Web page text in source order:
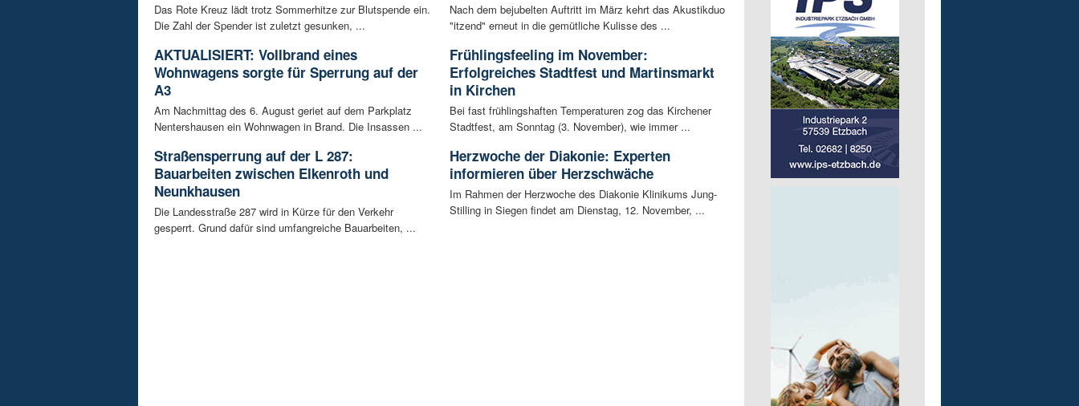
Das Rote Kreuz lädt trotz Sommerhitze zur Blutspende ein.
Die Zahl der Spender ist zuletzt gesunken, ...
AKTUALISIERT: Vollbrand eines
Wohnwagens sorgte für Sperrung auf der
A3
Am Nachmittag des 6. August geriet auf dem Parkplatz
Nentershausen ein Wohnwagen in Brand. Die Insassen ...
Straßensperrung auf der L 287:
Bauarbeiten zwischen Elkenroth und
Neunkhausen
Die Landesstraße 287 wird in Kürze für den Verkehr
gesperrt. Grund dafür sind umfangreiche Bauarbeiten, ...
Nach dem bejubelten Auftritt im März kehrt das Akustikduo
"itzend" erneut in die gemütliche Kulisse des ...
Frühlingsfeeling im November:
Erfolgreiches Stadtfest und Martinsmarkt
in Kirchen
Bei fast frühlingshaften Temperaturen zog das Kirchener
Stadtfest, am Sonntag (3. November), wie immer ...
Herzwoche der Diakonie: Experten
informieren über Herzschwäche
Im Rahmen der Herzwoche des Diakonie Klinikums Jung-
Stilling in Siegen findet am Dienstag, 12. November, ...